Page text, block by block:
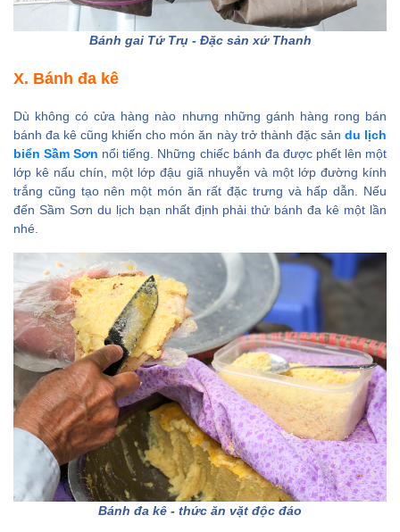
Bánh gai Tứ Trụ - Đặc sản xứ Thanh
X. Bánh đa kê
Dù không có cửa hàng nào nhưng những gánh hàng rong bán
bánh đa kê cũng khiến cho món ăn này trở thành đặc sản du lịch
biển Sầm Sơn nổi tiếng. Những chiếc bánh đa được phết lên một
lớp kê nấu chín, một lớp đậu giã nhuyễn và một lớp đường kính
trắng cũng tạo nên một món ăn rất đặc trưng và hấp dẫn. Nếu
đến Sầm Sơn du lịch bạn nhất định phải thử bánh đa kê một lần
nhé.
Bánh đa kê - thức ăn vặt độc đáo